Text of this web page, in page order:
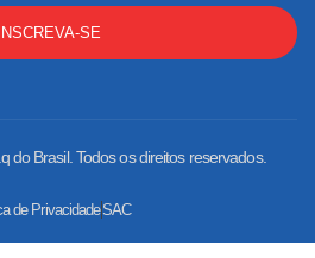
INSCREVA-SE
do Brasil. Todos os direitos reservados.
de PrivacidadeSAC